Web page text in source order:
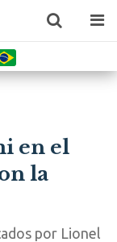
en el
la
por Lionel